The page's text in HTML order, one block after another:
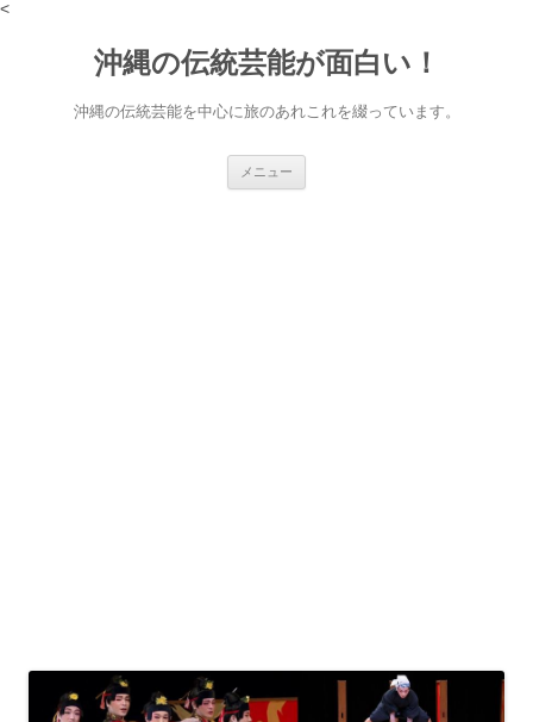
<
沖縄の伝統芸能が面白い！
沖縄の伝統芸能を中心に旅のあれこれを綴っています。
メニュー